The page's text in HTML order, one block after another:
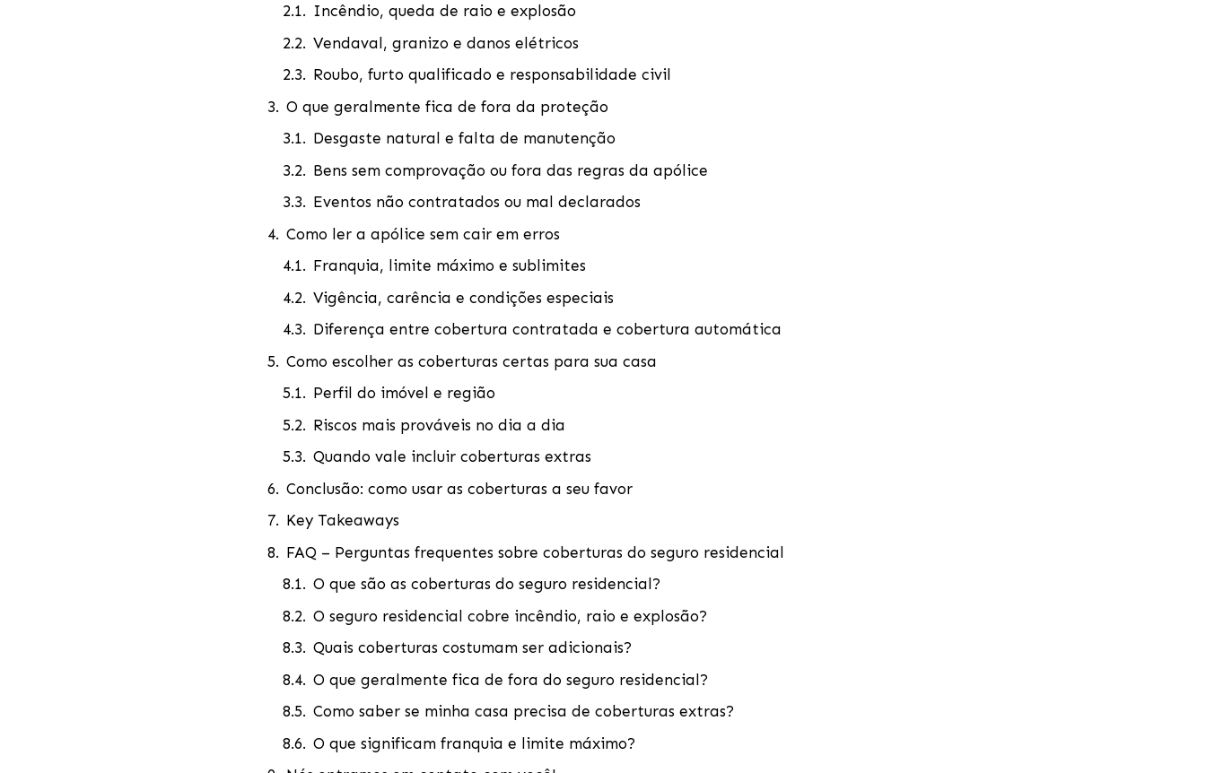
Incêndio, queda de raio e explosão
Vendaval, granizo e danos elétricos
Roubo, furto qualificado e responsabilidade civil
O que geralmente fica de fora da proteção
Desgaste natural e falta de manutenção
Bens sem comprovação ou fora das regras da apólice
Eventos não contratados ou mal declarados
Como ler a apólice sem cair em erros
Franquia, limite máximo e sublimites
Vigência, carência e condições especiais
Diferença entre cobertura contratada e cobertura automática
Como escolher as coberturas certas para sua casa
Perfil do imóvel e região
Riscos mais prováveis no dia a dia
Quando vale incluir coberturas extras
Conclusão: como usar as coberturas a seu favor
Key Takeaways
FAQ – Perguntas frequentes sobre coberturas do seguro residencial
O que são as coberturas do seguro residencial?
O seguro residencial cobre incêndio, raio e explosão?
Quais coberturas costumam ser adicionais?
O que geralmente fica de fora do seguro residencial?
Como saber se minha casa precisa de coberturas extras?
O que significam franquia e limite máximo?